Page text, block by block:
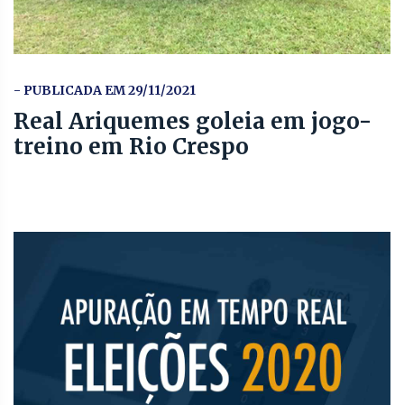
- PUBLICADA EM 29/11/2021
Real Ariquemes goleia em jogo-
treino em Rio Crespo